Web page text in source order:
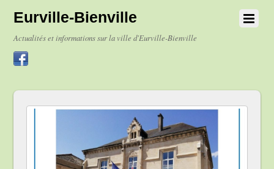
Eurville-Bienville
Actualités et informations sur la ville d'Eurville-Bienville